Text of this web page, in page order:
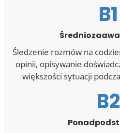
B1
Śledzenie rozmów na
opinii, opisywanie
większości sytuacji
B2